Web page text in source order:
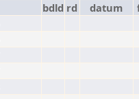
bdld rd datum